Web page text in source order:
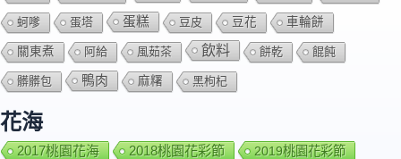
蚵嗲 蛋塔 蛋糕 豆皮 豆花 車輪餅
關東煮 阿給 風茹茶 飲料 餅乾 餛飩
髒髒包 鴨肉 麻糬 黑枸杞
花海
2017桃園花海 2018桃園花彩節
2019桃園花彩節